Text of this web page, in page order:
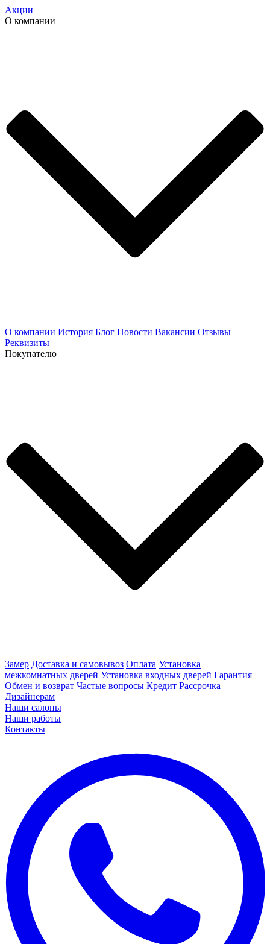
Акции
О компании
О компании История Блог Новости Вакансии Отзывы
Реквизиты
Покупателю
Замер Доставка и самовывоз Оплата Установка
межкомнатных дверей Установка входных дверей Гарантия
Обмен и возврат Частые вопросы Кредит Рассрочка
Дизайнерам
Наши салоны
Наши работы
Контакты